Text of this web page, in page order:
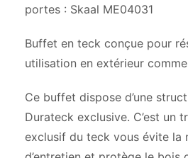
portes : Skaal ME04031
Buffet en teck conçue pour
utilisation en extérieur
Ce buffet dispose d’une
Durateck exclusive. C’est un
exclusif du teck vous évite la